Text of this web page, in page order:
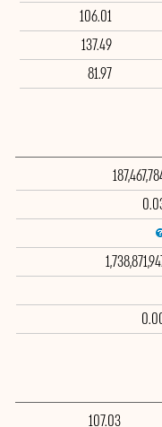
106.01
137.49
81.97
107.03